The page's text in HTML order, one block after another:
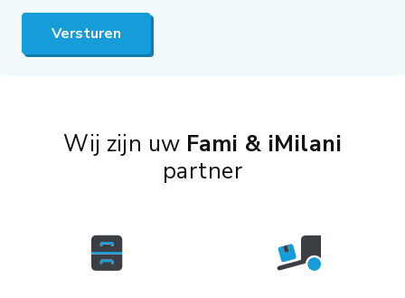
Versturen
Wij zijn uw Fami & iMilani
partner